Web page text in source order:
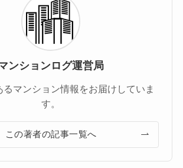
ンションログ運営局
るマンション情報をお届けしていま
す。
この著者の記事一覧へ